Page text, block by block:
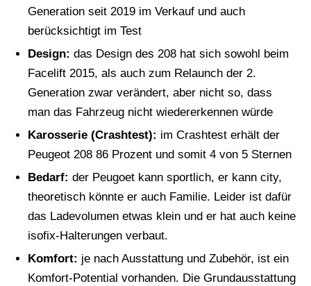
Generation seit 2019 im Verkauf und auch
berücksichtigt im Test
Design: das Design des 208 hat sich sowohl beim
Facelift 2015, als auch zum Relaunch der 2.
Generation zwar verändert, aber nicht so, dass
man das Fahrzeug nicht wiedererkennen würde
Karosserie (Crashtest): im Crashtest erhält der
Peugeot 208 86 Prozent und somit 4 von 5 Sternen
Bedarf: der Peugoet kann sportlich, er kann city,
theoretisch könnte er auch Familie. Leider ist dafür
das Ladevolumen etwas klein und er hat auch keine
isofix-Halterungen verbaut.
Komfort: je nach Ausstattung und Zubehör, ist ein
Komfort-Potential vorhanden. Die Grundausstattung